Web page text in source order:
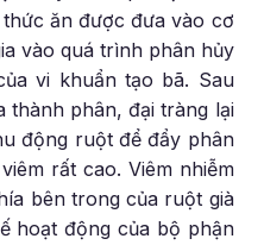
ăn được đưa vào cơ
vào quá trình phân hủy
vi khuẩn tạo bã. Sau
thành phân, đại tràng lại
động ruột để đẩy phân
rất cao. Viêm nhiễm
bên trong của ruột già
hoạt động của bộ phận